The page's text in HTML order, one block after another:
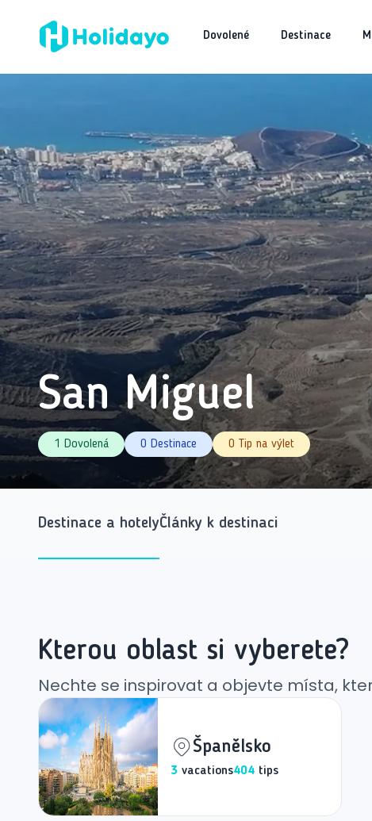
Dovolené Destinace
San Miguel
1 Dovolená 0 Destinace 0 Tip na výlet
Destinace a hotelyČlánky k destinaci
Kterou oblast si vyberete?
Nechte se inspirovat a objevte místa,
Španělsko
3 vacations404 tips